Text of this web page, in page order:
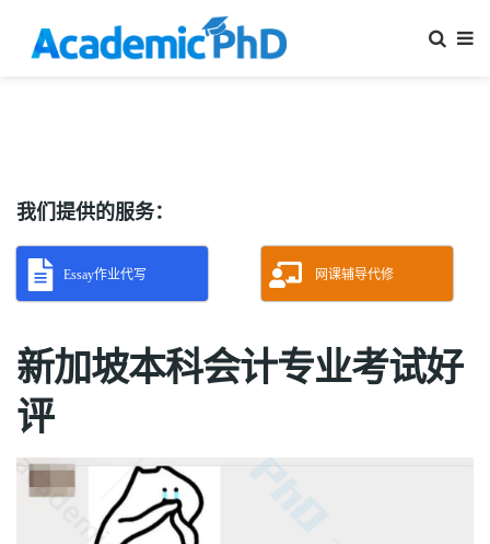
我们提供的服务：
Essay作业代写 网课辅导代修
新加坡本科会计专业考试好
评